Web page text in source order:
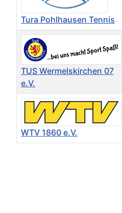
Tura Pohlhausen Tennis
TUS Wermelskirchen 07
e.V.
WTV 1860 e.V.